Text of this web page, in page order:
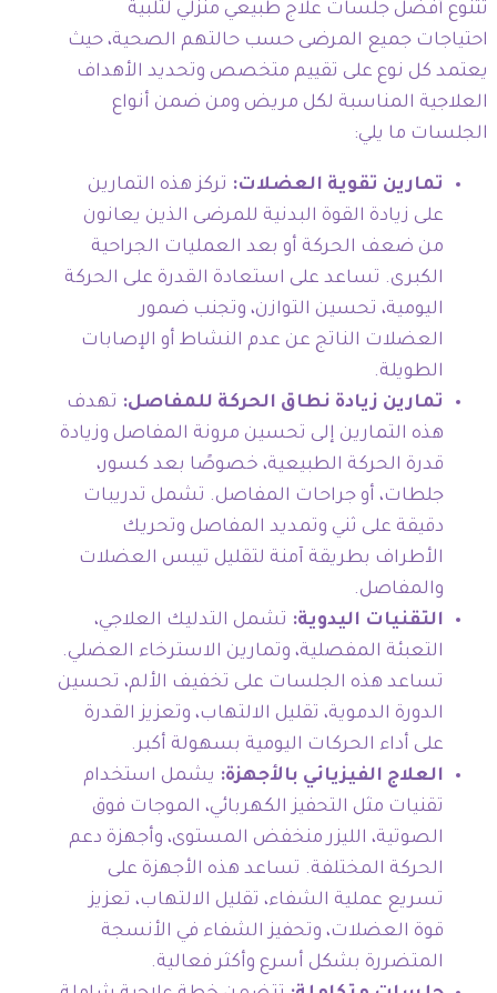
تتنوع أفضل جلسات علاج طبيعي منزلي لتلبية
احتياجات جميع المرضى حسب حالتهم الصحية، حيث
يعتمد كل نوع على تقييم متخصص وتحديد الأهداف
العلاجية المناسبة لكل مريض ومن ضمن أنواع
الجلسات ما يلي:
تمارين تقوية العضلات: تركز هذه التمارين
على زيادة القوة البدنية للمرضى الذين يعانون
من ضعف الحركة أو بعد العمليات الجراحية
الكبرى. تساعد على استعادة القدرة على الحركة
اليومية، تحسين التوازن، وتجنب ضمور
العضلات الناتج عن عدم النشاط أو الإصابات
الطويلة.
تمارين زيادة نطاق الحركة للمفاصل: تهدف
هذه التمارين إلى تحسين مرونة المفاصل وزيادة
قدرة الحركة الطبيعية، خصوصًا بعد كسور،
جلطات، أو جراحات المفاصل. تشمل تدريبات
دقيقة على ثني وتمديد المفاصل وتحريك
الأطراف بطريقة آمنة لتقليل تيبس العضلات
والمفاصل.
التقنيات اليدوية: تشمل التدليك العلاجي،
التعبئة المفصلية، وتمارين الاسترخاء العضلي.
تساعد هذه الجلسات على تخفيف الألم، تحسين
الدورة الدموية، تقليل الالتهاب، وتعزيز القدرة
على أداء الحركات اليومية بسهولة أكبر.
العلاج الفيزيائي بالأجهزة: يشمل استخدام
تقنيات مثل التحفيز الكهربائي، الموجات فوق
الصوتية، الليزر منخفض المستوى، وأجهزة دعم
الحركة المختلفة. تساعد هذه الأجهزة على
تسريع عملية الشفاء، تقليل الالتهاب، تعزيز
قوة العضلات، وتحفيز الشفاء في الأنسجة
المتضررة بشكل أسرع وأكثر فعالية.